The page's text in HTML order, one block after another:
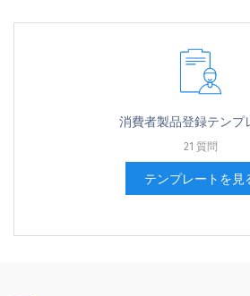
消費者製品登録テンプ
21 質問
テンプレートを見